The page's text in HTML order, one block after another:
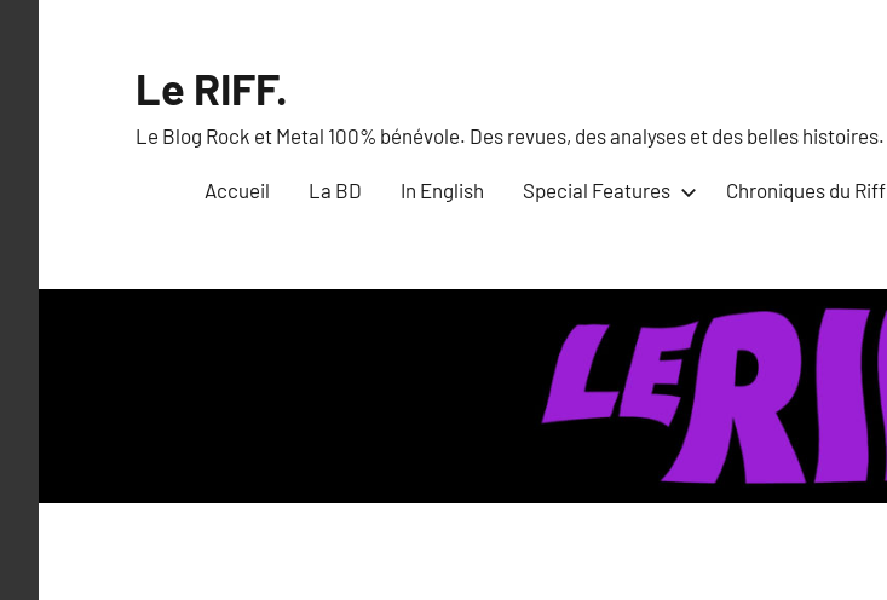
Le RIFF.
Le Blog Rock et Metal 100% bénévole. Des revues, des analyses et des belles histoires.
Accueil La BD In English Special Features Chroniques du Riff